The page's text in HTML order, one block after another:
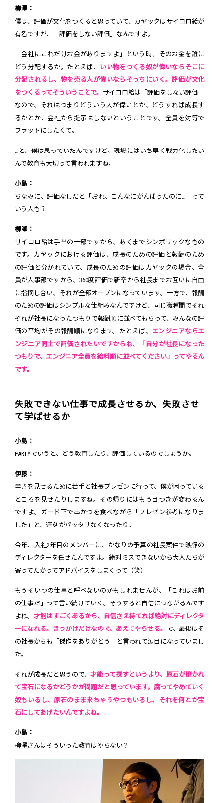
柳澤：
僕は、評価が文化をつくると思っていて、カヤックはサイコロ給が
有名ですが、「評価をしない評価」なんですよ。
「会社にこれだけお金がありますよ」という時、そのお金を誰に
どう分配するか。たとえば、 いい物をつくる奴が偉いならそこに
分配されるし、物を売る人が偉いならそっちにいく。評価が文化
をつくるってそういうことで。 サイコロ給は「評価をしない評価」
なので、それはつまりどういう人が偉いとか、どうすれば成長す
るかとか、会社から提示はしないということです。全員を対等で
フラットにしたくて。
…と、僕は思っていたんですけど、現場にはいち早く戦力化したい
んで教育も大切って言われますね。
小島：
ちなみに、評価なしだと「おれ、こんなにがんばったのに…」って
いう人も？
柳澤：
サイコロ給は手当の一部ですから、あくまでシンボリックなもの
です。カヤックにおける評価は、成長のための評価と報酬のため
の評価と分かれていて、成長のための評価はカヤックの場合、全
員が人事部ですから、360度評価で新卒から社長までお互いに自由
に指摘し合い、それが全部オープンになっています。一方で、報酬
のための評価はシンプルな仕組みなんですけど、同じ職種間でそれ
ぞれが社長になったつもりで報酬順に並べてもらって、みんなの評
価の平均がその報酬順になります。たとえば、 エンジニアならエ
ンジニア同士で評価されたいですからね、「自分が社長になった
つもりで、エンジニア全員を給料順に並べてください」ってやるん
です。
失敗できない仕事で成長させるか、失敗させ
て学ばせるか
小島：
PARTYでいうと、どう教育したり、評価しているのでしょうか。
伊藤：
辛さを見せるために若手と社長プレゼンに行って、僕が困っている
ところを見せたりしますね。その帰りにはもう目つきが変わるん
ですよ。ガード下で串かつを食べながら「プレゼン参考になりま
した」と、遅刻がパッタリなくなったり。
今年、入社2年目のメンバーに、かなりの予算の社長案件で映像の
ディレクターを任せたんですよ。絶対ミスできないから大人たちが
寄ってたかってアドバイスをしまくって（笑）
もうそいつの仕事と呼べないのかもしれませんが、「これはお前
の仕事だ」って言い続けていく。そうすると自信につながるんです
よね。 才能はすごくあるから、自信さえ持てれば絶対にディレクタ
ーになれる。きっかけだけなので、あえてやらせる。 で、最後はそ
の社長からも「傑作をありがとう」と言われて涙目になっていまし
た。
それが成長だと思うので、才能って探すというより、原石が磨かれ
て宝石になるかどうかが問題だと思っています。腐ってやめていく
奴もいるし、原石のまま来ちゃうやつもいるし。それを何とか宝
石にしてあげたいんですよね。
小島：
柳澤さんはそういった教育はやらない？